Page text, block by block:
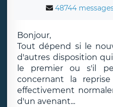
48744
Bonjour,
Tout dépend si le
d'autres disposition
le premier ou s'il
concernant la
effectivement
d'un avenant...